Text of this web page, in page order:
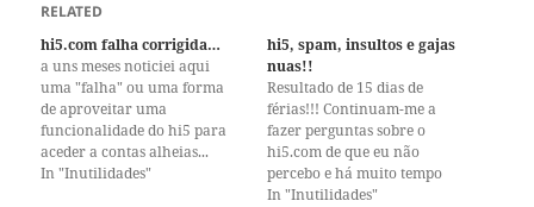
RELATED
hi5.com falha corrigida…
a uns meses noticiei aqui
uma "falha" ou uma forma
de aproveitar uma
funcionalidade do hi5 para
aceder a contas alheias...
neste site é possivel embeber
In "Inutilidades"
hi5, spam, insultos e gajas
nuas!!
Resultado de 15 dias de
férias!!! Continuam-me a
fazer perguntas sobre o
hi5.com de que eu não
percebo e há muito tempo
deixei de usar (neste post)... O
In "Inutilidades"